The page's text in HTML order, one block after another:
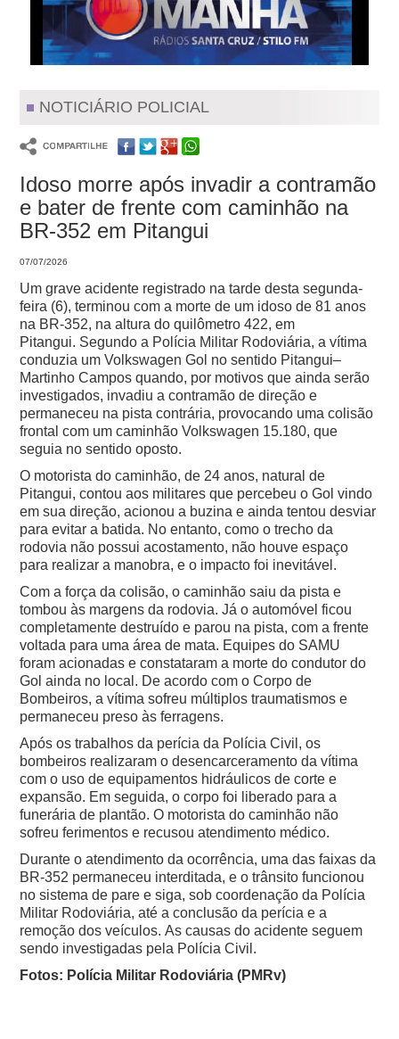
NOTICIÁRIO POLICIAL
Idoso morre após invadir a contramão
e bater de frente com caminhão na
BR-352 em Pitangui
07/07/2026
Um grave acidente registrado na tarde desta segunda-
feira (6), terminou com a morte de um idoso de 81 anos
na BR-352, na altura do quilômetro 422, em
Pitangui. Segundo a Polícia Militar Rodoviária, a vítima
conduzia um Volkswagen Gol no sentido Pitangui–
Martinho Campos quando, por motivos que ainda serão
investigados, invadiu a contramão de direção e
permaneceu na pista contrária, provocando uma colisão
frontal com um caminhão Volkswagen 15.180, que
seguia no sentido oposto.
O motorista do caminhão, de 24 anos, natural de
Pitangui, contou aos militares que percebeu o Gol vindo
em sua direção, acionou a buzina e ainda tentou desviar
para evitar a batida. No entanto, como o trecho da
rodovia não possui acostamento, não houve espaço
para realizar a manobra, e o impacto foi inevitável.
Com a força da colisão, o caminhão saiu da pista e
tombou às margens da rodovia. Já o automóvel ficou
completamente destruído e parou na pista, com a frente
voltada para uma área de mata. Equipes do SAMU
foram acionadas e constataram a morte do condutor do
Gol ainda no local. De acordo com o Corpo de
Bombeiros, a vítima sofreu múltiplos traumatismos e
permaneceu preso às ferragens.
Após os trabalhos da perícia da Polícia Civil, os
bombeiros realizaram o desencarceramento da vítima
com o uso de equipamentos hidráulicos de corte e
expansão. Em seguida, o corpo foi liberado para a
funerária de plantão.O motorista do caminhão não
sofreu ferimentos e recusou atendimento médico.
Durante o atendimento da ocorrência, uma das faixas da
BR-352 permaneceu interditada, e o trânsito funcionou
no sistema de pare e siga, sob coordenação da Polícia
Militar Rodoviária, até a conclusão da perícia e a
remoção dos veículos.As causas do acidente seguem
sendo investigadas pela Polícia Civil.
Fotos: Polícia Militar Rodoviária (PMRv)